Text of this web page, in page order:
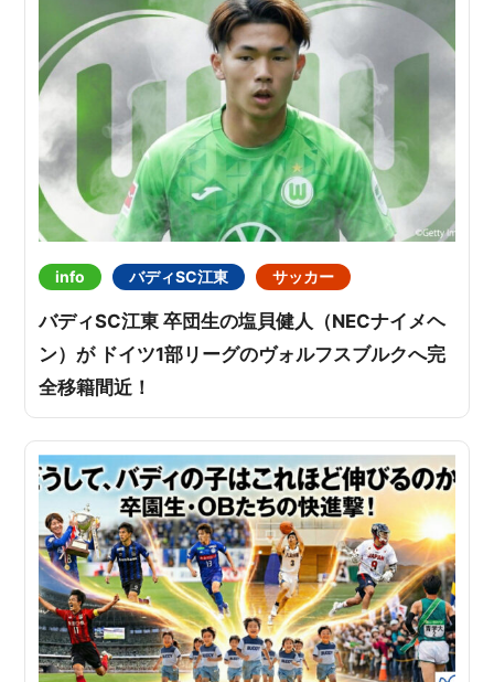
info バディSC江東 サッカー
バディSC江東 卒団生の塩貝健人（NECナイメヘ
ン）が ドイツ1部リーグのヴォルフスブルクへ完
全移籍間近！